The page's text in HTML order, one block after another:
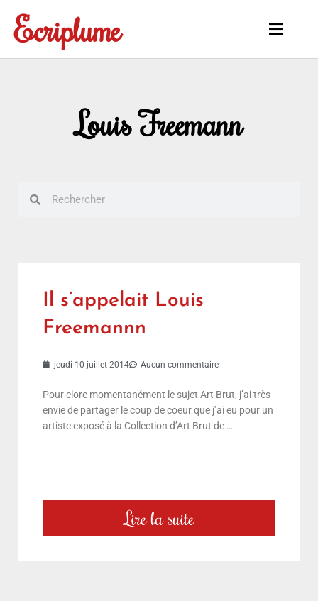
contenu
Ecriplume
Main
Louis Freemann
Il s’appelait Louis
Freemannn
jeudi 10 juillet 2014 Aucun commentaire
Pour clore momentanément le sujet Art Brut, j’ai très
envie de partager le coup de coeur que j’ai eu pour un
artiste exposé à la Collection d’Art Brut de …
Lire la suite